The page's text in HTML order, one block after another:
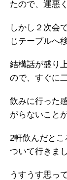
たので、運悪
しかし２次会
じテーブルへ
結構話が盛り
ので、すぐに
飲みに行った
がらないこと
2軒飲んだと
ついて行きまし
うすうす思っ